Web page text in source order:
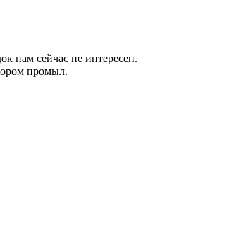
нам сейчас не интересен.
промыл.